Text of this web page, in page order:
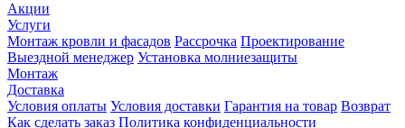
Акции
Услуги
Монтаж кровли и фасадов Рассрочка Проектирование
Выездной менеджер Установка молниезащиты
Монтаж
Доставка
Условия оплаты Условия доставки Гарантия на товар Возврат
Как сделать заказ Политика конфиденциальности